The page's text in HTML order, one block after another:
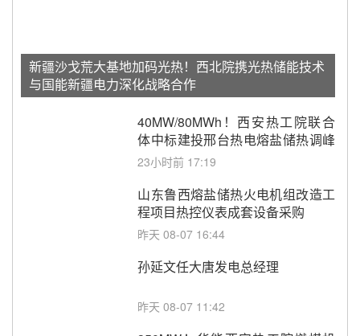
新疆沙戈荒大基地加码光热！西北院携光热储能技术
与国能新疆电力深化战略合作
40MW/80MWh！西安热工院联合
体中标建投邢台热电熔盐储热调峰
调频改造EPC项目
23小时前 17:19
山东鲁西熔盐储热火电机组改造工
程项目热控仪表成套设备采购
昨天 08-07 16:44
孙延文任大唐发电总经理
昨天 08-07 11:42